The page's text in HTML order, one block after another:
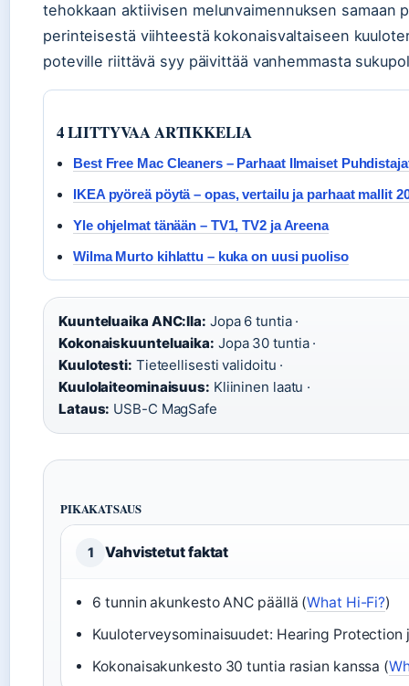
tehokkaan aktiivisen melunvaimennuksen samaan
perinteisestä viihteestä kokonaisvaltaiseen
poteville riittävä syy päivittää vanhemmasta
4 LIITTYVAA ARTIKKELIA
Best Free Mac Cleaners – Parhaat Ilmaiset
IKEA pyöreä pöytä – opas, vertailu ja parhaat mallit
Yle ohjelmat tänään – TV1, TV2 ja Areena
Wilma Murto kihlattu – kuka on uusi puoliso
Kuunteluaika ANC:lla: Jopa 6 tuntia ·
Kokonaiskuunteluaika: Jopa 30 tuntia ·
Kuulotesti: Tieteellisesti validoitu ·
Kuulolaiteominaisuus: Kliininen laatu ·
Lataus: USB-C MagSafe
PIKAKATSAUS
1 Vahvistetut faktat
6 tunnin akunkesto ANC päällä (What Hi-Fi?)
Kuuloterveysominaisuudet: Hearing Protection
Kokonaisakunkesto 30 tuntia rasian kanssa (